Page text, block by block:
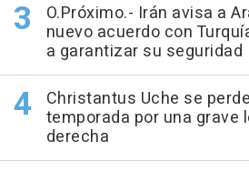
O.Próximo.- Irán avisa a
nuevo acuerdo con
a garantizar su seguridad
Christantus Uche se
temporada por una grave
derecha